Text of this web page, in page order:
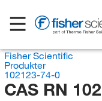
Fisher Scientific
Produkter
102123-74-0
CAS RN